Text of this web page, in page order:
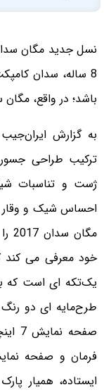
نسل جدید مگان
8 ساله، سدان
باشد؛ در واقع، مگان سدان 2017، جانشین رنو
ترکیب طراحی
ژست و تناسبات
احساس شیک و وقار
خود معرفی می کند
یک‌تکه ای است که
طرح‌مایه ای دو
ایستاده، همیار